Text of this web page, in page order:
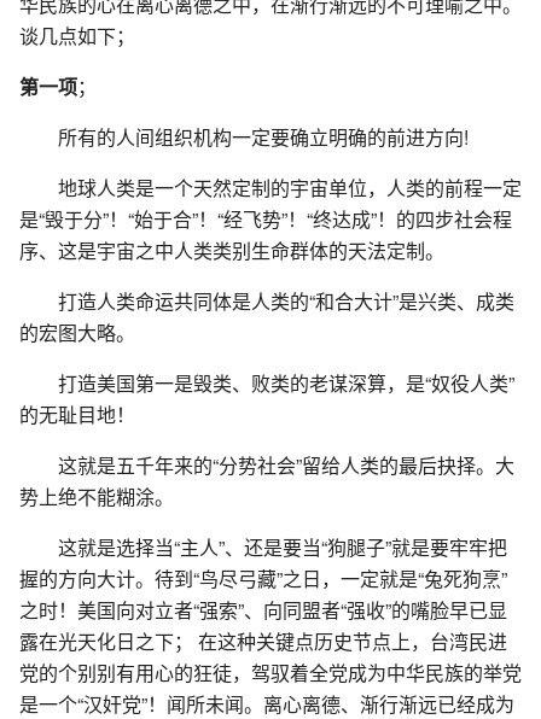
谈几点如下；
第一项；
所有的人间组织机构一定要确立明确的前进方向!
地球人类是一个天然定制的宇宙单位，人类的前程一定
是“毁于分”！“始于合”！“经飞势”！“终达成”！的四步社会程
序、这是宇宙之中人类类别生命群体的天法定制。
打造人类命运共同体是人类的“和合大计”是兴类、成类
的宏图大略。
打造美国第一是毁类、败类的老谋深算，是“奴役人类”
的无耻目地！
这就是五千年来的“分势社会”留给人类的最后抉择。大
势上绝不能糊涂。
这就是选择当“主人”、还是要当“狗腿子”就是要牢牢把
握的方向大计。待到“鸟尽弓藏”之日，一定就是“兔死狗烹”
之时！美国向对立者“强索”、向同盟者“强收”的嘴脸早已显
露在光天化日之下； 在这种关键点历史节点上，台湾民进
党的个别别有用心的狂徒，驾驭着全党成为中华民族的举党
是一个“汉奸党”！闻所未闻。离心离德、渐行渐远已经成为